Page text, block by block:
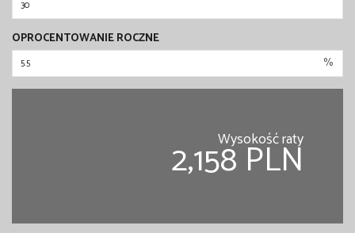
OPROCENTOWANIE ROCZNE
%
Wysokość raty
2,158 PLN